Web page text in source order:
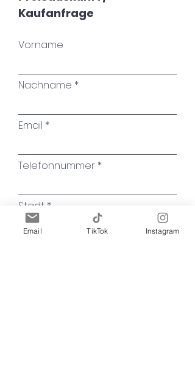
der eigenen Seele zu hören.
Vertrauen, Veränderung und
jedem Menschen verborgen
Kaufanfrage
Vorname
Nachname
Email
Telefonnummer
Stadt
Email TikTok Instagram